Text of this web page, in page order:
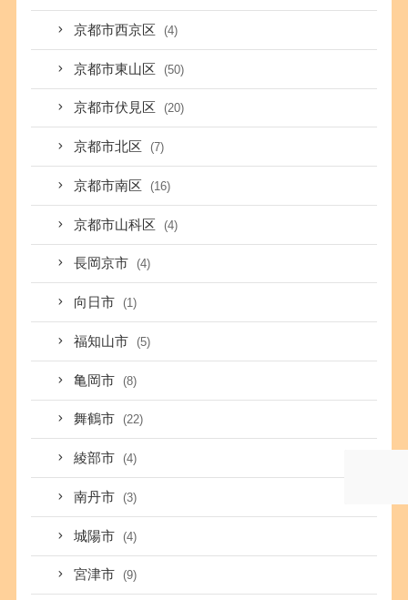
京都市西京区 (4)
京都市東山区 (50)
京都市伏見区 (20)
京都市北区 (7)
京都市南区 (16)
京都市山科区 (4)
長岡京市 (4)
向日市 (1)
福知山市 (5)
亀岡市 (8)
舞鶴市 (22)
綾部市 (4)
南丹市 (3)
城陽市 (4)
宮津市 (9)